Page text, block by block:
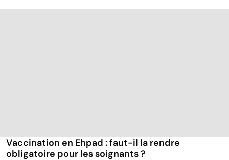
Vaccination en Ehpad : faut-il la rendre
obligatoire pour les soignants ?